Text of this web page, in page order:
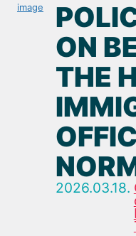
ON
THE
2026.03.18.